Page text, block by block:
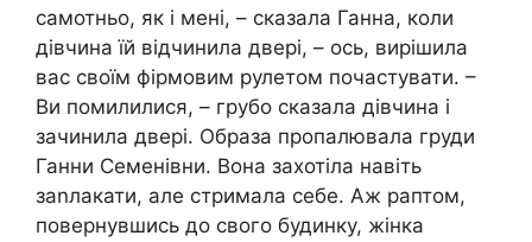
самотньо, як і мені, – сказала Ганна, коли
дівчина їй відчинила двері, – ось, вирішила
вас своїм фірмовим рулетом почастувати. –
Ви помилилися, – грубо сказала дівчина і
зачинила двері. Образа пропалювала груди
Ганни Семенівни. Вона захотіла навіть
заnлакати, але стримала себе. Аж раптом,
повернувшись до свого будинку, жінка